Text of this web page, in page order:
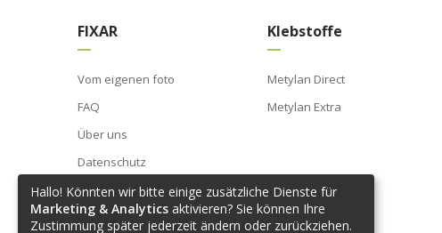
FIXAR
Vom eigenen foto
FAQ
Über uns
Datenschutz
AGB
Impressum
Klebstoffe
Metylan Direct
Metylan Extra
Hallo! Könnten wir bitte einige zusätzliche Dienste für
Marketing & Analytics aktivieren? Sie können Ihre
Zustimmung später jederzeit ändern oder zurückziehen.